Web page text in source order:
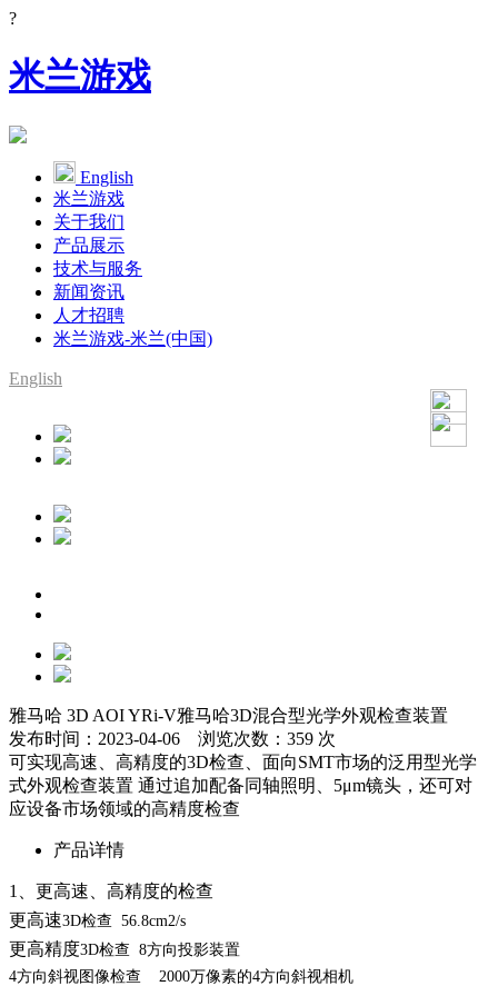
?
米兰游戏
English
米兰游戏
关于我们
产品展示
技术与服务
新闻资讯
人才招聘
米兰游戏-米兰(中国)
English
YAMAHA代理
雅马哈 3D AOI YRi-V雅马哈3D混合型光学外观检查装置
发布时间：2023-04-06 浏览次数：359 次
可实现高速、高精度的3D检查、面向SMT市场的泛用型光学
式外观检查装置 通过追加配备同轴照明、5μm镜头，还可对
应设备市场领域的高精度检查
产品详情
1、更高速、高精度的检查
更高速3D检查 56.8cm2/s
更高精度3D检查 8方向投影装置
4方向斜视图像检查
2000万像素的4方向斜视相机